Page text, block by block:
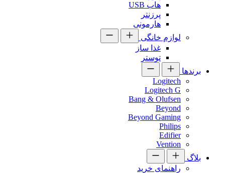
هاب USB
پرزنتر
هارمونی
لوازم خانگی
غذا ساز
توستر
برندها
Logitech
Logitech G
Bang & Olufsen
Beyond
Beyond Gaming
Philips
Edifier
Vention
بلاگ
راهنمای خرید